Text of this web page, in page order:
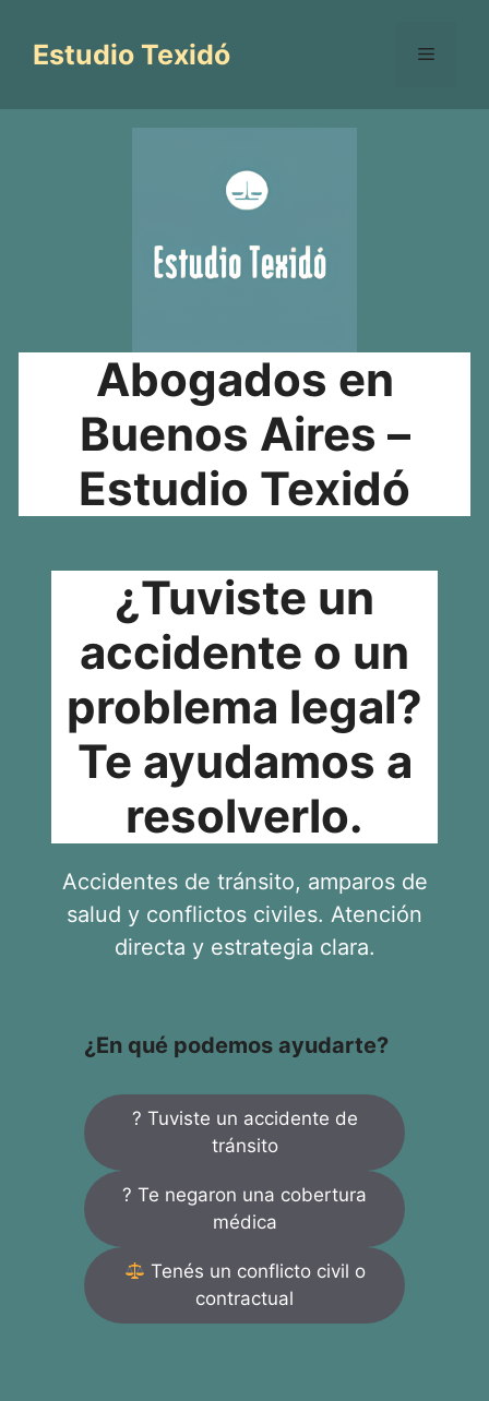
contenido
Estudio Texidó Menú
Abogados en
Buenos Aires –
Estudio Texidó
¿Tuviste un
accidente o un
problema legal?
Te ayudamos a
resolverlo.
Accidentes de tránsito, amparos de
salud y conflictos civiles. Atención
directa y estrategia clara.
¿En qué podemos ayudarte?
? Tuviste un accidente de
tránsito
? Te negaron una cobertura
médica
Tenés un conflicto civil o
contractual